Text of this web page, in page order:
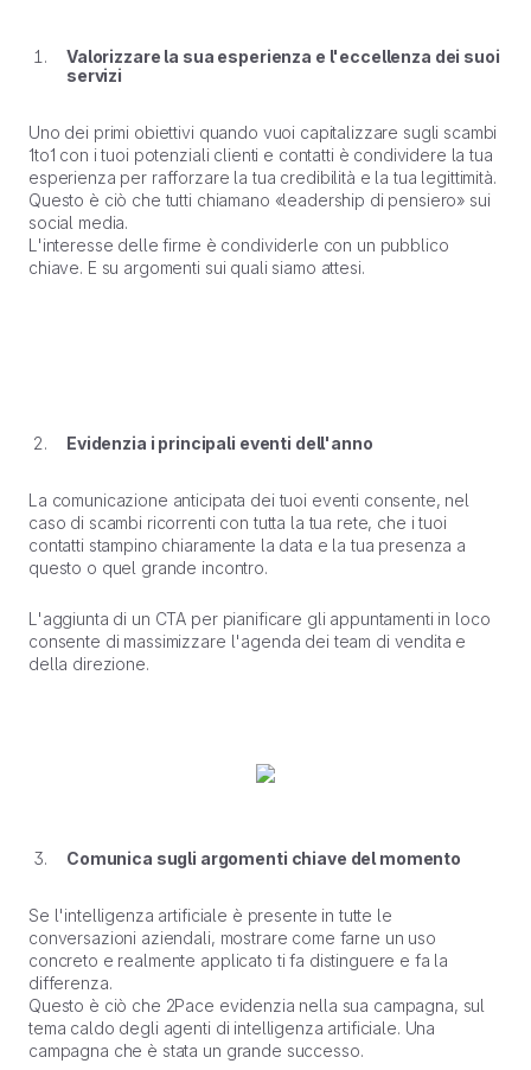
Valorizzare la sua esperienza e l'eccellenza dei suoi
servizi
Uno dei primi obiettivi quando vuoi capitalizzare sugli scambi
1to1 con i tuoi potenziali clienti e contatti è condividere la tua
esperienza per rafforzare la tua credibilità e la tua legittimità.
Questo è ciò che tutti chiamano «leadership di pensiero» sui
social media.
L'interesse delle firme è condividerle con un pubblico
chiave. E su argomenti sui quali siamo attesi.
Evidenzia i principali eventi dell'anno
La comunicazione anticipata dei tuoi eventi consente, nel
caso di scambi ricorrenti con tutta la tua rete, che i tuoi
contatti stampino chiaramente la data e la tua presenza a
questo o quel grande incontro.
L'aggiunta di un CTA per pianificare gli appuntamenti in loco
consente di massimizzare l'agenda dei team di vendita e
della direzione.
Comunica sugli argomenti chiave del momento
Se l'intelligenza artificiale è presente in tutte le
conversazioni aziendali, mostrare come farne un uso
concreto e realmente applicato ti fa distinguere e fa la
differenza.
Questo è ciò che 2Pace evidenzia nella sua campagna, sul
tema caldo degli agenti di intelligenza artificiale. Una
campagna che è stata un grande successo.